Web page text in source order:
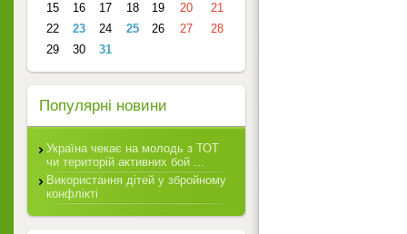
15
16 17 18 19 20
21
22
23 24 25 26 27
28
29
30 31
Популярні новини
Україна чекає на молодь з ТОТ
чи територій активних бой ...
Використання дітей у збройному
конфлікті